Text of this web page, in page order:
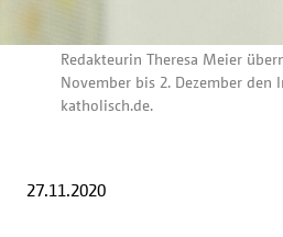
Redakteurin Theresa Meier
November bis 2. Dezember den
katholisch.de.
27.11.2020